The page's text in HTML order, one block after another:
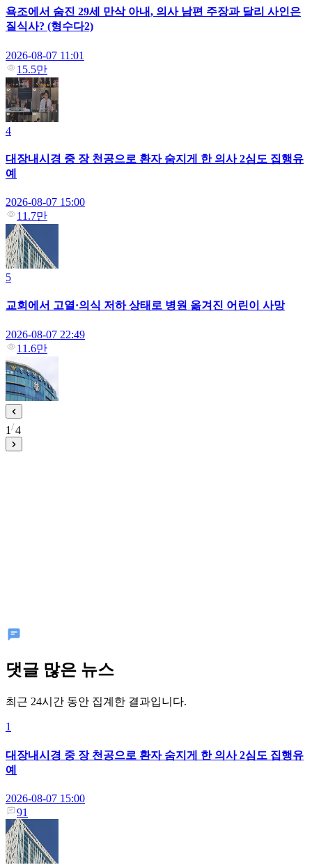
욕조에서 숨진 29세 만삭 아내, 의사 남편 주장과 달리 사인은
질식사? (형수다2)
2026-08-07 11:01
15.5만
4
대장내시경 중 장 천공으로 환자 숨지게 한 의사 2심도 집행유
예
2026-08-07 15:00
11.7만
5
교회에서 고열·의식 저하 상태로 병원 옮겨진 어린이 사망
2026-08-07 22:49
11.6만
1 4
댓글 많은 뉴스
최근 24시간 동안 집계한 결과입니다.
1
대장내시경 중 장 천공으로 환자 숨지게 한 의사 2심도 집행유
예
2026-08-07 15:00
91